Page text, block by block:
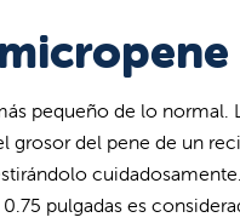
pequeño de lo
grosor del pene de un
pulgadas es